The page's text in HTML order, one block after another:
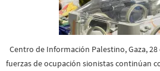
Centro de Información Palestino, Gaza, 28
fuerzas de ocupación sionistas continúan